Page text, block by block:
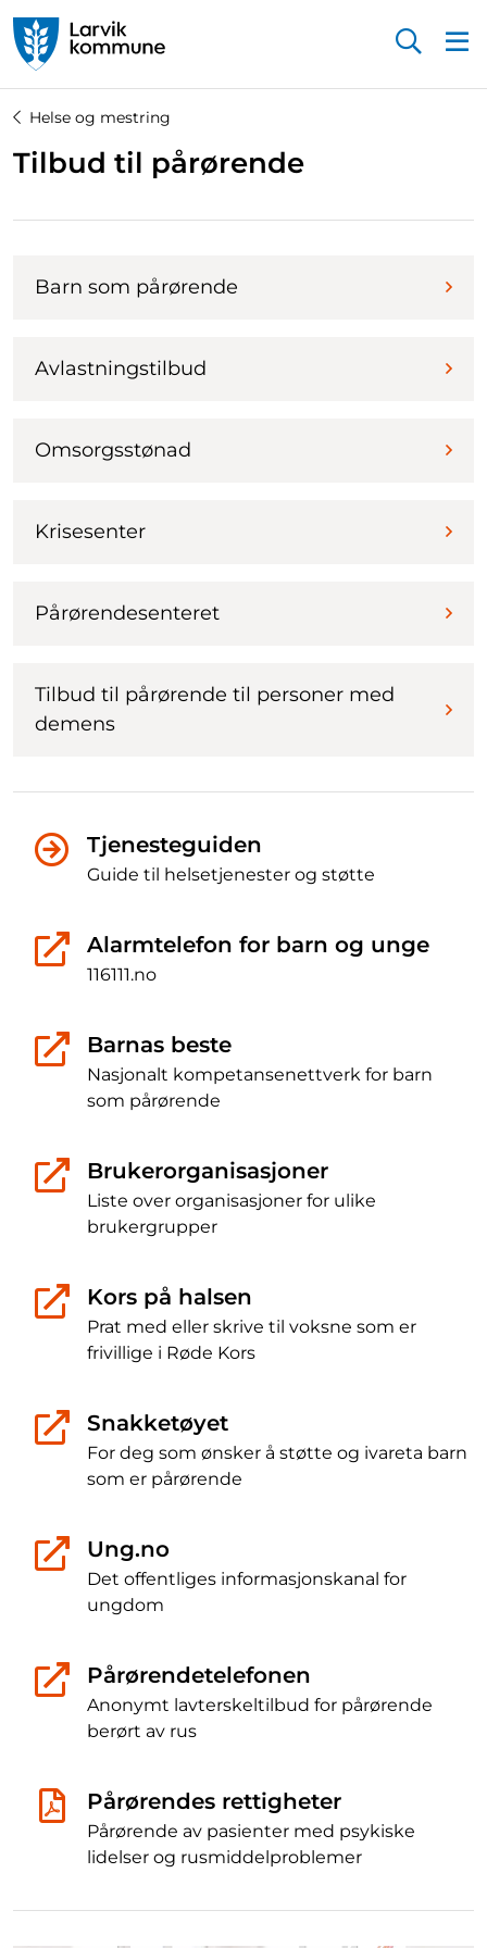
Helse og mestring
Tilbud til pårørende
Barn som pårørende
Avlastningstilbud
Omsorgsstønad
Krisesenter
Pårørendesenteret
Tilbud til pårørende til personer med
demens
Tjenesteguiden
Guide til helsetjenester og støtte
Alarmtelefon for barn og unge
116111.no
Barnas beste
Nasjonalt kompetansenettverk for barn
som pårørende
Brukerorganisasjoner
Liste over organisasjoner for ulike
brukergrupper
Kors på halsen
Prat med eller skrive til voksne som er
frivillige i Røde Kors
Snakketøyet
For deg som ønsker å støtte og ivareta barn
som er pårørende
Ung.no
Det offentliges informasjonskanal for
ungdom
Pårørendetelefonen
Anonymt lavterskeltilbud for pårørende
berørt av rus
Pårørendes rettigheter
Pårørende av pasienter med psykiske
lidelser og rusmiddelproblemer